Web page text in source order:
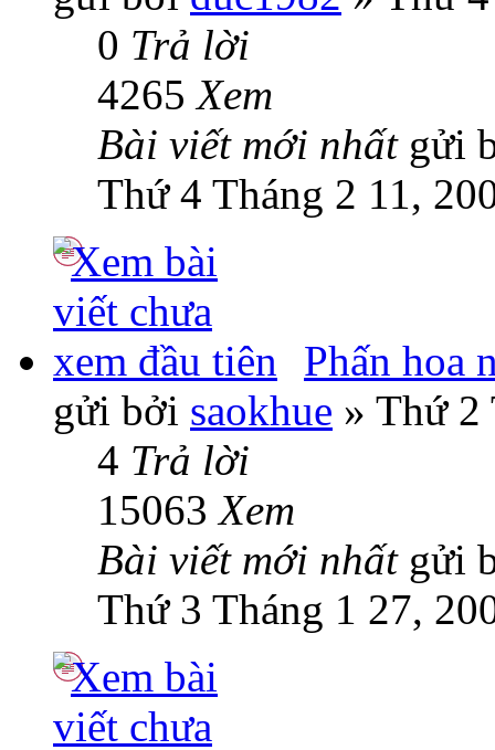
0 Trả lời
4265Xem
Bài viết mới nhất gửi
Thứ 4 Tháng 2 11,
Phấn hoa
gửi bởi saokhue » Thứ 2
4 Trả lời
15063Xem
Bài viết mới nhất gửi
Thứ 3 Tháng 1 27,